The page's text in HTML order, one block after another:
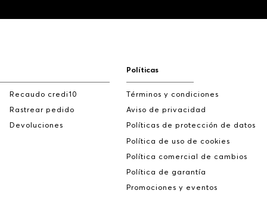
Recaudo credi10
Rastrear pedido
Devoluciones
Políticas
Términos y condiciones
Aviso de privacidad
Políticas de protección de datos
Política de uso de cookies
Política comercial de cambios
Política de garantía
Promociones y eventos